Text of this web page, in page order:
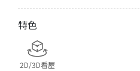
特色
2D/3D看屋